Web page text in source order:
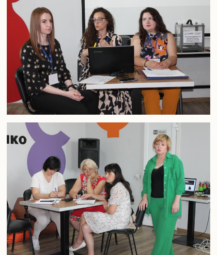
Конференції та наукові заходи
Шаблони документів наукової звітності
Наукова звітність
Співробітництво
Міжнародне співробітництво
Договори про співробітництво
Рада роботодавців
Академічна мобільність
Грантова діяльність
Співпраця з Національної академією правових наук
України
Дистанційне середовище
АСУ університет
Випускнику
Музей університету
Корисна інформація
Випускники університету
Інформація для оприлюднення